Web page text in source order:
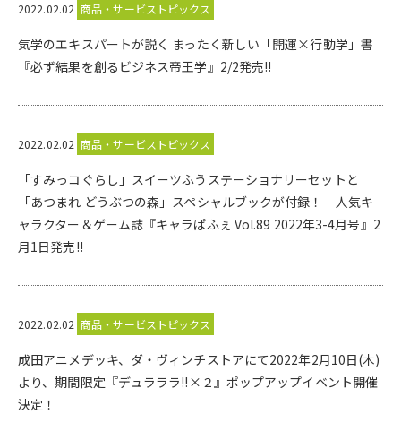
2022.02.02 商品・サービストピックス
気学のエキスパートが説く まったく新しい「開運×行動学」書
『必ず結果を創るビジネス帝王学』2/2発売!!
2022.02.02 商品・サービストピックス
「すみっコぐらし」スイーツふうステーショナリーセットと
「あつまれ どうぶつの森」スペシャルブックが付録！ 人気キ
ャラクター＆ゲーム誌『キャラぱふぇ Vol.89 2022年3-4月号』2
月1日発売!!
2022.02.02 商品・サービストピックス
成田アニメデッキ、ダ・ヴィンチストアにて2022年2月10日(木)
より、期間限定『デュラララ!!×２』ポップアップイベント開催
決定！